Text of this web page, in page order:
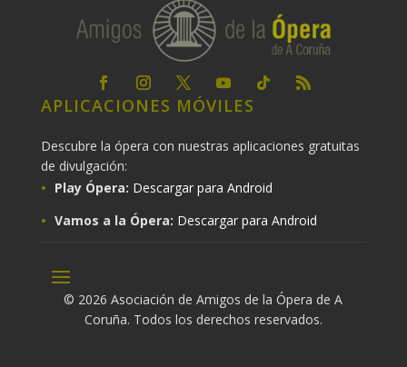
APLICACIONES MÓVILES
Descubre la ópera con nuestras aplicaciones gratuitas
de divulgación:
Play Ópera: Descargar para Android
Vamos a la Ópera: Descargar para Android
© 2026 Asociación de Amigos de la Ópera de A
Coruña. Todos los derechos reservados.